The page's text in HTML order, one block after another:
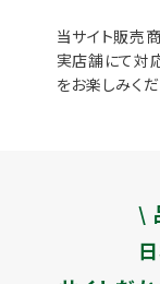
当サイト販売
実店舗にて対
をお楽しみくだ
\